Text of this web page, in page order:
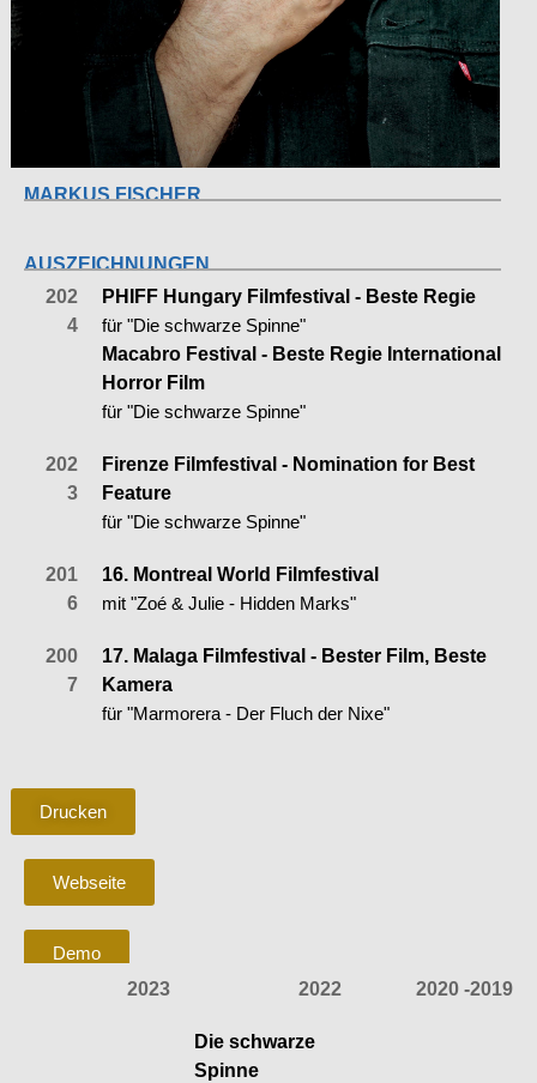
MARKUS FISCHER
AUSZEICHNUNGEN
202
4
PHIFF Hungary Filmfestival - Beste Regie
für "Die schwarze Spinne"
Macabro Festival - Beste Regie International
Horror Film
für "Die schwarze Spinne"
202
3
Firenze Filmfestival - Nomination for Best
Feature
für "Die schwarze Spinne"
201
6
16. Montreal World Filmfestival
mit "Zoé & Julie - Hidden Marks"
200
7
17. Malaga Filmfestival - Bester Film, Beste
Kamera
für "Marmorera - Der Fluch der Nixe"
Drucken
Webseite
Demo
2023 2022 2020 -2019
Die schwarze
Spinne